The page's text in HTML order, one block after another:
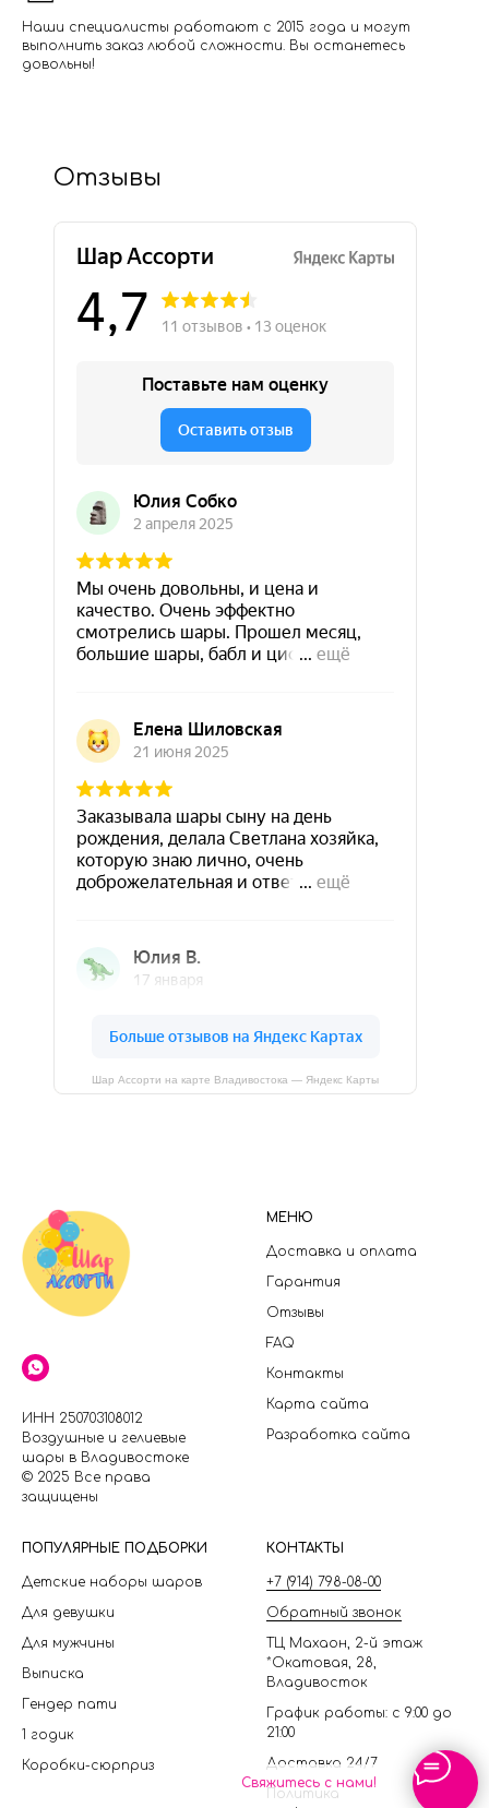
Свяжитесь с нами!
Наши специалисты работают с 2015 года и могут
выполнить заказ любой сложности. Вы останетесь
довольны!
Отзывы
Шар Ассорти на карте Владивостока — Яндекс Карты
ИНН 250703108012
Воздушные и гелиевые
шары в Владивостоке
© 2025 Все права
защищены
МЕНЮ
Доставка и оплата
Гарантия
Отзывы
FAQ
Контакты
Карта сайта
Разработка сайта
ПОПУЛЯРНЫЕ ПОДБОРКИ
Детские наборы шаров
Для девушки
Для мужчины
Выписка
Гендер пати
1 годик
Коробки-сюрприз
КОНТАКТЫ
+7 (914) 798-08-00
Обратный звонок
ТЦ Махаон, 2-й этаж
*Окатовая, 28,
Владивосток
График работы: с 9:00 до
21:00
Доставка 24/7
Политика